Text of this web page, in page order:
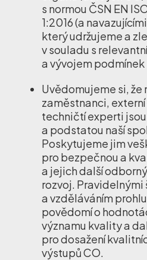
s normou ČSN EN
1:2016 (a
který udržujeme a
v souladu s
a vývojem podmínek
Uvědomujeme si, že
zaměstnanci,
techničtí experti
a podstatou naší
Poskytujeme jim
pro bezpečnou a
a jejich další
rozvoj. Pravidelnými
a vzděláváním
povědomí o
významu kvality a
pro dosažení
výstupů CO.